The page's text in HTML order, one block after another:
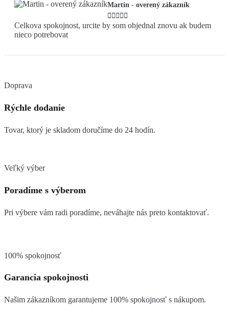
Martin - overený zákazník
    
Celkova spokojnost, urcite by som objednal znovu ak budem
nieco potrebovat
Doprava
Rýchle dodanie
Tovar, ktorý je skladom doručíme do 24 hodín.
Veľký výber
Poradíme s výberom
Pri výbere vám radi poradíme, neváhajte nás preto kontaktovať.
100% spokojnosť
Garancia spokojnosti
Našim zákazníkom garantujeme 100% spokojnosť s nákupom.